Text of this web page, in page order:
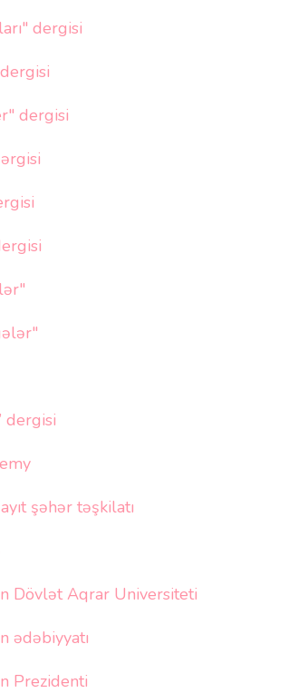
dergisi
dergisi
dergisi
şəhər təşkilatı
Dövlət Aqrar Universiteti
ədəbiyyatı
Prezidenti